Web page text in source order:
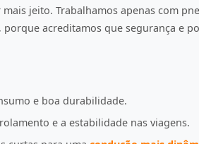
jeito. Trabalhamos apenas com
, porque acreditamos que segurança e
e boa durabilidade.
e a estabilidade nas viagens.